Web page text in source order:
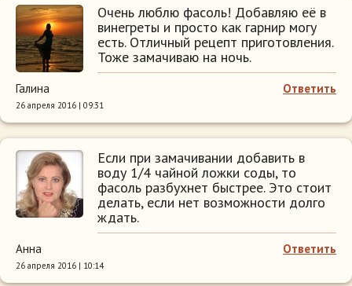
Очень люблю фасоль! Добавляю её в
винегреты и просто как гарнир могу
есть. Отличный рецепт приготовления.
Тоже замачиваю на ночь.
Ответить
Галина
26 апреля 2016 | 09:31
Если при замачивании добавить в
воду 1/4 чайной ложки соды, то
фасоль разбухнет быстрее. Это стоит
делать, если нет возможности долго
ждать.
Ответить
Анна
26 апреля 2016 | 10:14